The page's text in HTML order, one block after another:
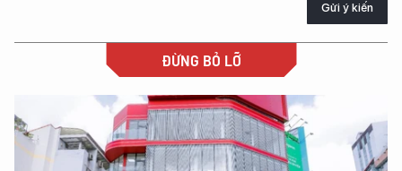
Gửi ý kiến
ĐỪNG BỎ LỠ